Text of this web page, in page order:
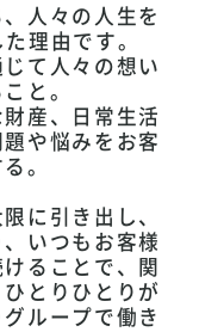
人々の人生を
理由です。
て人々の想い
と。
産、日常生活
や悩みをお客
。
に引き出し、
いつもお客様
ることで、関
とりひとりが
ループで働き